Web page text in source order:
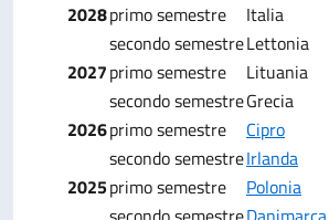
2028primo semestre
Italia
secondo semestreLettonia
2027primo semestre
Lituania
secondo semestreGrecia
2026primo semestre
Cipro
secondo semestreIrlanda
2025primo semestre
Polonia